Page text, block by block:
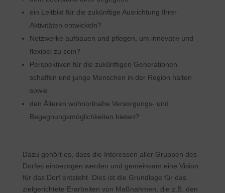
ein Leitbild für die zukünftige Ausrichtung Ihrer
Aktivitäten entwickeln?
Netzwerke aufbauen und pflegen, um innovativ und
flexibel zu sein?
Perspektiven für die zukünftigen Generationen
schaffen und junge Menschen in der Region halten
sowie
den Älteren wohnortnahe Versorgungs- und
Begegnungsmöglichkeiten bieten?
Dazu gehört es, dass die Interessen aller Gruppen des
Dorfes einbezogen werden und gemeinsam eine Vision
für das Dorf entsteht. Dies ist die Grundlage für das
zielgerichtete Erarbeiten von Maßnahmen, die z.B. den